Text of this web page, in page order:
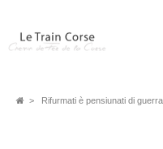
FilRifurmati è pensiunati di guerra